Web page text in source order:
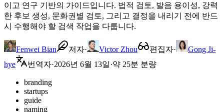
이고 연구 기반의 가이드입니다. 법적 검토, 발음 용이성, 강력
한 후보 생성, 문화권별 검토, 그리고 결정을 내리기 전에 반드
시 수행해야 할 검색 작업을 다룹니다.
Fenwei Bian 저자· Victor Zhou 편집자·
Gong Ji-
hye
번역자·2026년 6월 13일·약 25분 분량
branding
startups
guide
naming